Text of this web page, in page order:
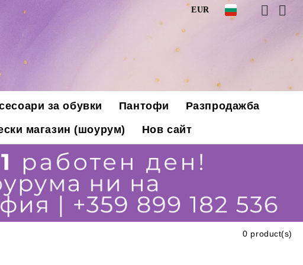
EUR
за обувки Пантофи
Разпродажба
магазин (шоурум) Нов сайт
0 product(s)